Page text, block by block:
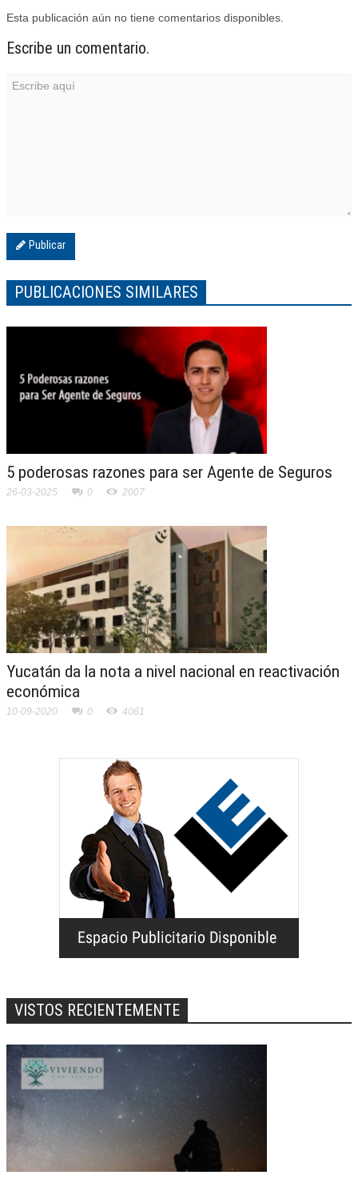
Esta publicación aún no tiene comentarios disponibles.
Escribe un comentario.
Publicar
PUBLICACIONES SIMILARES
5 poderosas razones para ser Agente de Seguros
26-03-2025 0 2007
Yucatán da la nota a nivel nacional en reactivación
económica
10-09-2020 0 4061
VISTOS RECIENTEMENTE